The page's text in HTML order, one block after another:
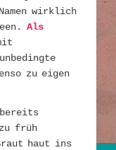
wirklich
Als
zu eigen
früh
haut ins